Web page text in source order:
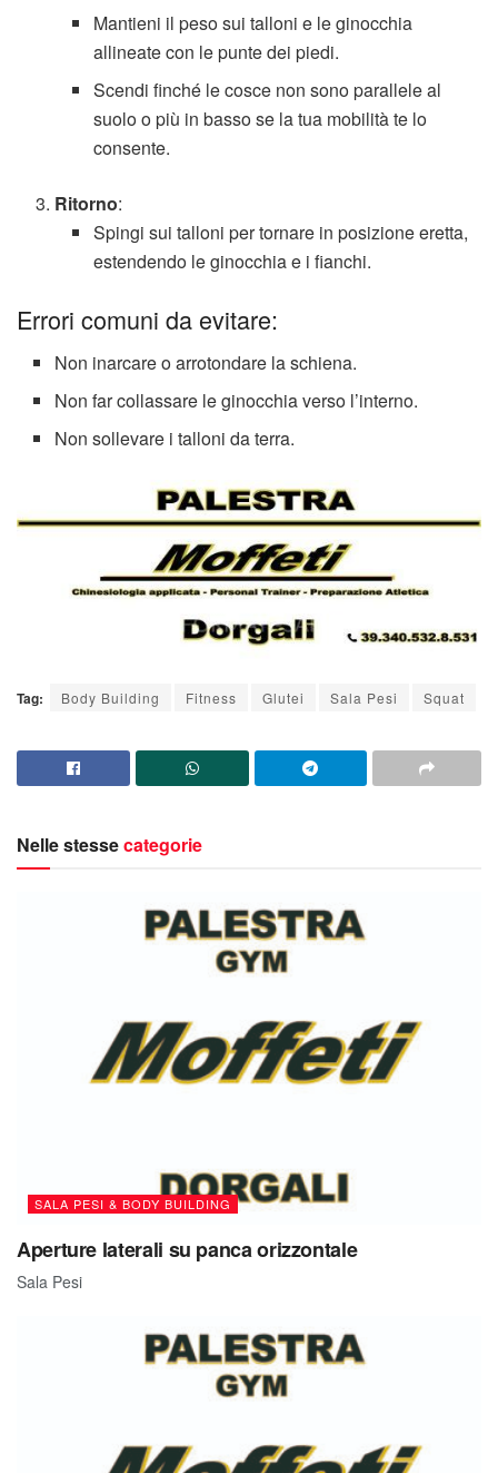
Mantieni il peso sui talloni e le ginocchia
allineate con le punte dei piedi.
Scendi finché le cosce non sono parallele al
suolo o più in basso se la tua mobilità te lo
consente.
Ritorno:
Spingi sui talloni per tornare in posizione eretta,
estendendo le ginocchia e i fianchi.
Errori comuni da evitare:
Non inarcare o arrotondare la schiena.
Non far collassare le ginocchia verso l’interno.
Non sollevare i talloni da terra.
Tag: Body Building Fitness Glutei Sala Pesi Squat
Nelle stessecategorie
SALA PESI & BODY BUILDING
Aperture laterali su panca orizzontale
Sala Pesi